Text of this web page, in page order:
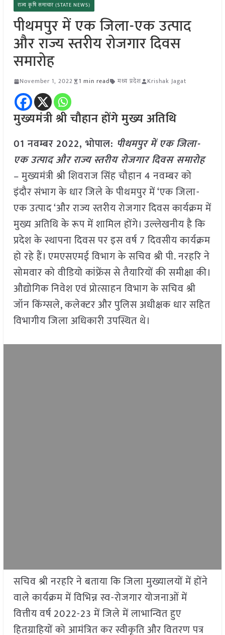
राज्य कृषि समाचार (STATE NEWS)
पीथमपुर में एक जिला-एक उत्पाद
और राज्य स्तरीय रोजगार दिवस
समारोह
November 1, 2022 1 min read मध्य प्रदेश Krishak Jagat
मुख्यमंत्री श्री चौहान होंगे मुख्य अतिथि
01 नवम्बर 2022, भोपाल: पीथमपुर में एक जिला-
एक उत्पाद और राज्य स्तरीय रोजगार दिवस समारोह
– मुख्यमंत्री श्री शिवराज सिंह चौहान 4 नवम्बर को
इंदौर संभाग के धार जिले के पीथमपुर में ‘एक जिला-
एक उत्पाद ‘और राज्य स्तरीय रोजगार दिवस कार्यक्रम में
मुख्य अतिथि के रूप में शामिल होंगे। उल्लेखनीय है कि
प्रदेश के स्थापना दिवस पर इस वर्ष 7 दिवसीय कार्यक्रम
हो रहे हैं। एमएसएमई विभाग के सचिव श्री पी. नरहरि ने
सोमवार को वीडियो कांफ्रेंस से तैयारियों की समीक्षा की।
औद्योगिक निवेश एवं प्रोत्साहन विभाग के सचिव श्री
जॉन किंग्सले, कलेक्टर और पुलिस अधीक्षक धार सहित
विभागीय जिला अधिकारी उपस्थित थे।
सचिव श्री नरहरि ने बताया कि जिला मुख्यालयों में होंने
वाले कार्यक्रम में विभिन्न स्व-रोजगार योजनाओं में
वित्तीय वर्ष 2022-23 में जिले में लाभान्वित हुए
हितग्राहियों को आमंत्रित कर स्वीकृति और वितरण पत्र